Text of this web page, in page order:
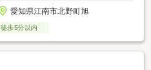
愛知県江南市北野町旭
歩5分以内